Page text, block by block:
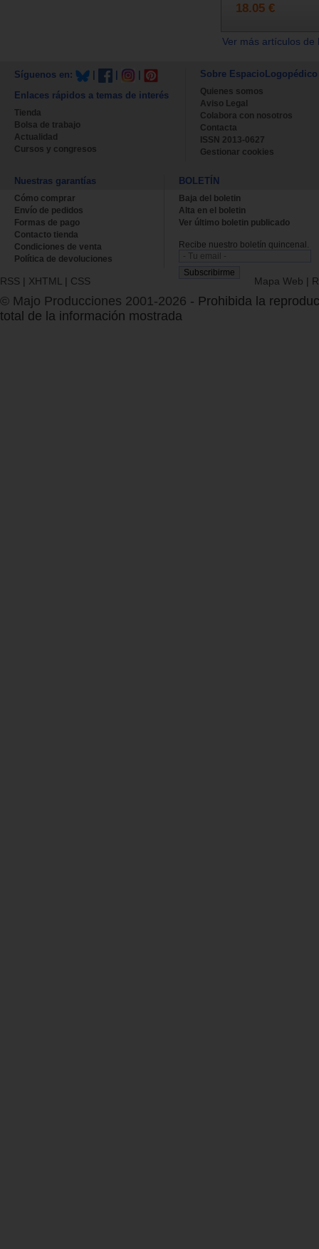
18.05 €
Ver más artículos
Síguenos en:
Enlaces rápidos a temas de interés
Tienda
Bolsa de trabajo
Actualidad
Cursos y congresos
Sobre EspacioLogopédico
Quienes somos
Aviso Legal
Colabora con nosotros
Contacta
ISSN 2013-0627
Gestionar cookies
Nuestras garantías
Cómo comprar
Envío de pedidos
Formas de pago
Contacto tienda
Condiciones de venta
Política de devoluciones
BOLETÍN
Baja del boletin
Alta en el boletin
Ver último boletin publicado
Recibe nuestro boletín quincenal.
RSS | XHTML | CSS Mapa Web |
© Majo Producciones 2001-2026 - Prohibida la
total de la información mostrada